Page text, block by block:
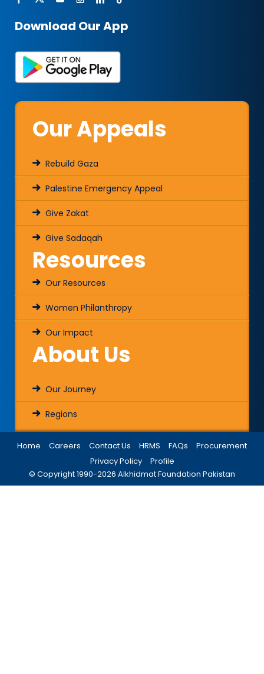
Download Our App
Our Appeals
Rebuild Gaza
Palestine Emergency Appeal
Give Zakat
Give Sadaqah
Resources
Our Resources
Women Philanthropy
Our Impact
About Us
Our Journey
Regions
© Copyright 1990-2026 Alkhidmat Foundation Pakistan
Home Careers Contact Us HRMS FAQs
Procurement
Privacy Policy
Profile